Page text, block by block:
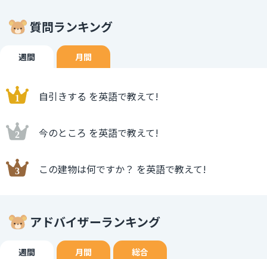
質問ランキング
週間 月間
自引きする を英語で教えて!
今のところ を英語で教えて!
この建物は何ですか？ を英語で教えて!
アドバイザーランキング
週間 月間 総合